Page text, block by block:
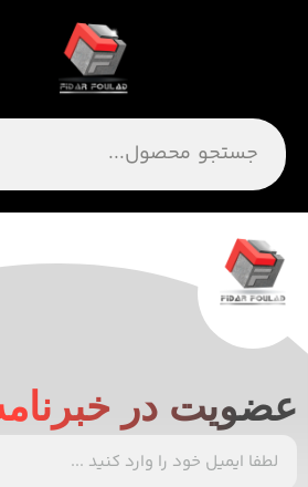
در خبرنامه